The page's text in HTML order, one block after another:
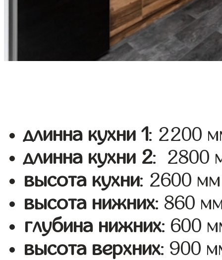
длинна кухни 1: 2200
длинна кухни 2: 2800
высота кухни: 2600 мм
высота нижних: 860
глубина нижних: 600
высота верхних: 900